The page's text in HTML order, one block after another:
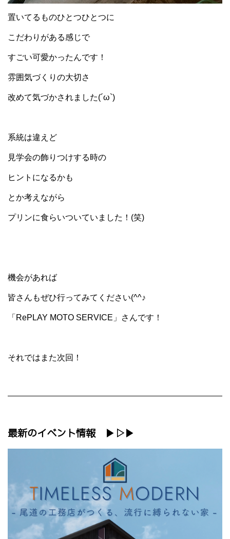
置いてるものひとつひとつに
こだわりがある感じで
すごい可愛かったんです！
雰囲気づくりの大切さ
改めて気づかされました(´ω`)
系統は違えど
見学会の飾りつけする時の
ヒントになるかも
とか考えながら
プリンに食らいついていました！(笑)
機会があれば
皆さんもぜひ行ってみてください(^^♪
「RePLAY MOTO SERVICE」さんです！
それではまた次回！
最新のイベント情報 ▶▷▶